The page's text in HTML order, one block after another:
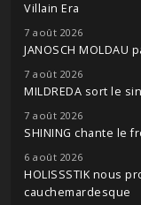
Villain Era
7 août 2026
JANOSCH
7 août 2026
MILDREDA sort le
7 août 2026
SHINING chante le
6 août 2026
HOLISSSTIK nous
cauchemardesque